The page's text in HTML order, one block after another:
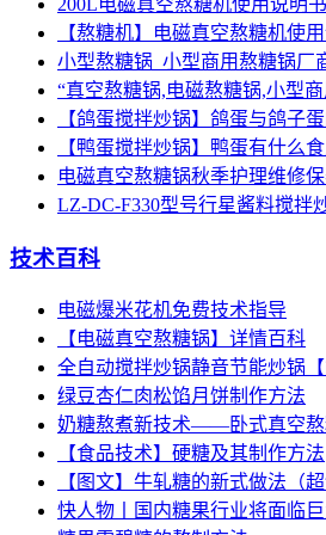
200L电磁真空熬糖机使用说明书
【熬糖机】电磁真空熬糖机使
小型熬糖锅_小型商用熬糖锅厂
“真空熬糖锅,电磁熬糖锅,小型
【鸽蛋搅拌炒锅】鸽蛋与鸽子
【鸭蛋搅拌炒锅】鸭蛋有什么
电磁真空熬糖锅秋季护理维修
LZ-DC-F330型号行星酱料搅拌
技术百科
电磁爆米花机免费技术指导
【电磁真空熬糖锅】详情百科
全自动搅拌炒锅静音节能炒锅【
绿豆杏仁肉松馅月饼制作方法
奶糖熬煮新技术——卧式真空
【食品技术】硬糖及其制作方法
【图文】牛轧糖的新式做法（
快人物丨国内糖果行业将面临